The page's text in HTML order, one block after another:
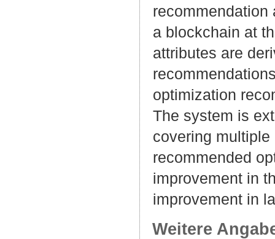
recommendation
a blockchain at
attributes are
optimization
The system is
covering
recommended
improvement in
improvement in
Weitere